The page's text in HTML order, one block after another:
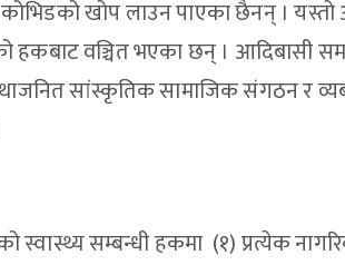
खोप लाउन पाएका छैनन् । यस्तो
हकबाट वञ्चित भएका छन् । आदिबासी
प्रथाजनित सांस्कृतिक सामाजिक संगठन र
सम्बन्धी हकमा (१) प्रत्येक